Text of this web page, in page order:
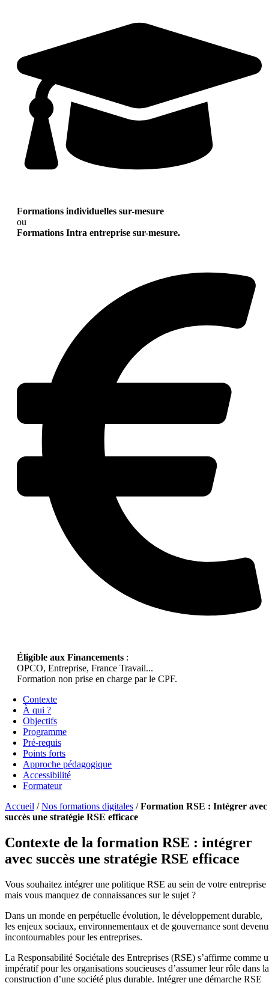
Formations individuelles sur-mesure
ou
Formations Intra entreprise sur-mesure.
Éligible aux Financements :
OPCO, Entreprise, France Travail...
Formation non prise en charge par le CPF.
Contexte
À qui ?
Objectifs
Programme
Pré-requis
Points forts
Approche pédagogique
Accessibilité
Formateur
Accueil /Nos formations digitales /Formation RSE : Intégrer avec
succès une stratégie RSE efficace
Contexte de la formation RSE : intégrer
avec succès une stratégie RSE efficace
Vous souhaitez intégrer une politique RSE au sein de votre entreprise
mais vous manquez de connaissances sur le sujet ?
Dans un monde en perpétuelle évolution, le développement durable,
les enjeux sociaux, environnementaux et de gouvernance sont
incontournables pour les entreprises.
La Responsabilité Sociétale des Entreprises (RSE) s’affirme comme
impératif pour les organisations soucieuses d’assumer leur rôle dans la
construction d’une société plus durable. Intégrer une démarche RSE